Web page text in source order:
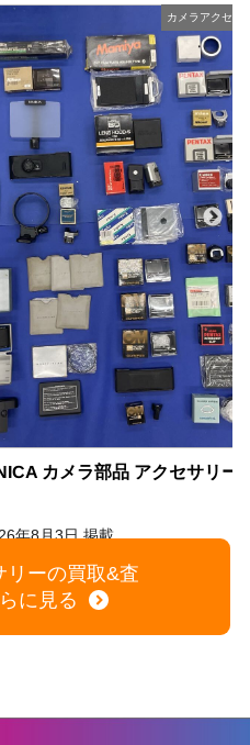
カメラアクセサリー
Mamiya ZENZA BRONICA カメラ部品 アクセサリー まとめセット
3日 掲載
リーの買取&査
に見る